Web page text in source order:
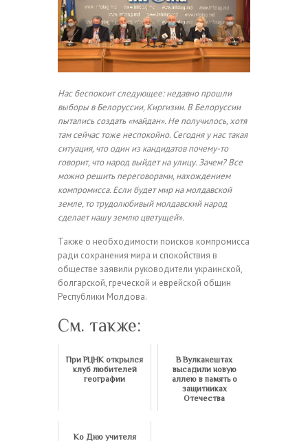
Нас беспокоит следующее: недавно прошли
выборы в Белоруссии, Киргизии. В Белоруссии
пытались создать «майдан». Не получилось, хотя
там сейчас тоже неспокойно. Сегодня у нас такая
ситуация, что один из кандидатов почему-то
говорит, что народ выйдет на улицу. Зачем? Все
можно решить переговорами, нахождением
компромисса. Если будет мир на молдавской
земле, то трудолюбивый молдавский народ
сделает нашу землю цветущей».
Также о необходимости поисков компромисса
ради сохранения мира и спокойствия в
обществе заявили руководители украинской,
болгарской, греческой и еврейской общин
Республики Молдова.
См. также:
При РЦНК открылся
клуб любителей
географии
В Вулканештах
высадили новую
аллею в память о
защитниках
Отечества
Ко Дню учителя